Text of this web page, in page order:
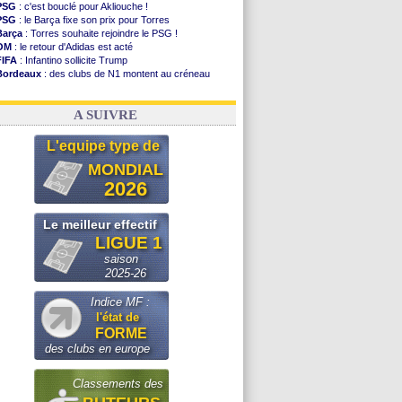
: c'est bouclé pour Akliouche !
: le Barça fixe son prix pour Torres
: Torres souhaite rejoindre le PSG !
: le retour d'Adidas est acté
: Infantino sollicite Trump
: des clubs de N1 montent au créneau
: le démenti de Leipzig pour Diomandé
A SUIVRE
L'equipe type de
MONDIAL
2026
Le meilleur effectif
LIGUE 1
saison
2025-26
Indice MF :
l'état de
FORME
des clubs en europe
Classements des